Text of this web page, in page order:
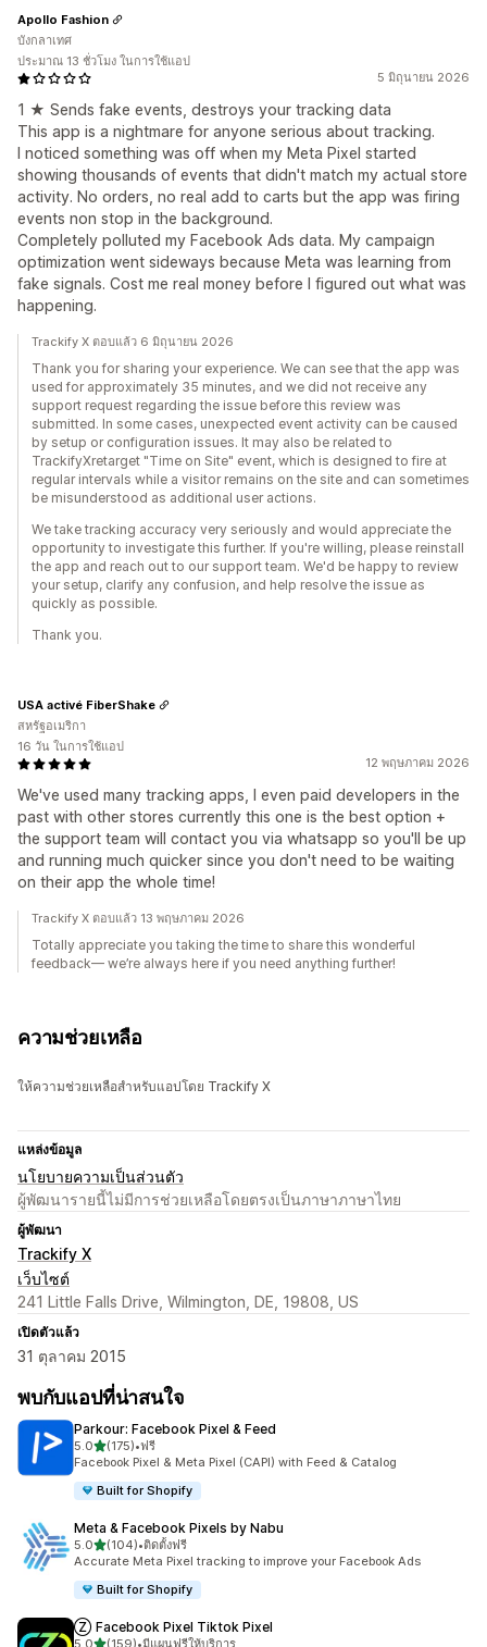
5 มิถุนายน 2026
1 ★ Sends fake events, destroys your tracking data
This app is a nightmare for anyone serious about tracking.
I noticed something was off when my Meta Pixel started
showing thousands of events that didn't match my actual store
activity. No orders, no real add to carts but the app was firing
events non stop in the background.
Completely polluted my Facebook Ads data. My campaign
optimization went sideways because Meta was learning from
fake signals. Cost me real money before I figured out what was
happening.
Apollo Fashion
บังกลาเทศ
ประมาณ 13 ชั่วโมง ในการใช้แอป
Trackify X ตอบแล้ว 6 มิถุนายน 2026
Thank you for sharing your experience. We can see that the app was
used for approximately 35 minutes, and we did not receive any
support request regarding the issue before this review was
submitted. In some cases, unexpected event activity can be caused
by setup or configuration issues. It may also be related to
TrackifyXretarget "Time on Site" event, which is designed to fire at
regular intervals while a visitor remains on the site and can sometimes
be misunderstood as additional user actions.
We take tracking accuracy very seriously and would appreciate the
opportunity to investigate this further. If you're willing, please reinstall
the app and reach out to our support team. We'd be happy to review
your setup, clarify any confusion, and help resolve the issue as
quickly as possible.
Thank you.
12 พฤษภาคม 2026
We've used many tracking apps, I even paid developers in the
past with other stores currently this one is the best option +
the support team will contact you via whatsapp so you'll be up
and running much quicker since you don't need to be waiting
on their app the whole time!
USA activé FiberShake
สหรัฐอเมริกา
16 วัน ในการใช้แอป
Trackify X ตอบแล้ว 13 พฤษภาคม 2026
Totally appreciate you taking the time to share this wonderful
feedback— we’re always here if you need anything further!
ความช่วยเหลือ
ให้ความช่วยเหลือสำหรับแอปโดย Trackify X
แหล่งข้อมูล
นโยบายความเป็นส่วนตัว
ผู้พัฒนารายนี้ไม่มีการช่วยเหลือโดยตรงเป็นภาษาภาษาไทย
ผู้พัฒนา
Trackify X
เว็บไซต์
241 Little Falls Drive, Wilmington, DE, 19808, US
เปิดตัวแล้ว
31 ตุลาคม 2015
พบกับแอปที่น่าสนใจ
Parkour: Facebook Pixel & Feed
5.0เต็ม 5 ดาว
(175)
ทั้งหมด 175 รีวิว
•ฟรี
Facebook Pixel & Meta Pixel (CAPI) with Feed & Catalog
Built for Shopify
Meta & Facebook Pixels by Nabu
5.0เต็ม 5 ดาว
(104)
ทั้งหมด 104 รีวิว
•ติดตั้งฟรี
Accurate Meta Pixel tracking to improve your Facebook Ads
Built for Shopify
Ⓩ Facebook Pixel Tiktok Pixel
เต็ม 5 ดาว